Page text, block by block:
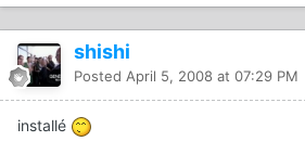
shishi
Posted April 5, 2008 at 07:29 PM
installé